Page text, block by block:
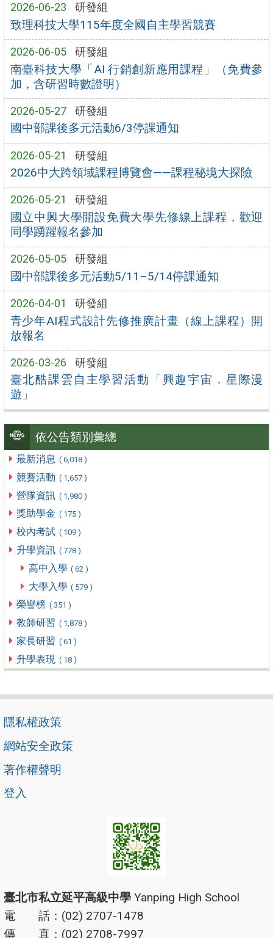
2026-06-23 研發組
致理科技大學115年度全國自主學習競賽
2026-06-05 研發組
南臺科技大學「AI 行銷創新應用課程」（免費參
加，含研習時數證明）
2026-05-27 研發組
國中部課後多元活動6/3停課通知
2026-05-21 研發組
2026中大跨領域課程博覽會——課程秘境大探險
2026-05-21 研發組
國立中興大學開設免費大學先修線上課程，歡迎
同學踴躍報名參加
2026-05-05 研發組
國中部課後多元活動5/11–5/14停課通知
2026-04-01 研發組
青少年AI程式設計先修推廣計畫（線上課程）開
放報名
2026-03-26 研發組
臺北酷課雲自主學習活動「興趣宇宙．星際漫
遊」
依公告類別彙總
最新消息 ( 6,018 )
競賽活動 ( 1,657 )
營隊資訊 ( 1,980 )
獎助學金 ( 175 )
校內考試 ( 109 )
升學資訊 ( 778 )
高中入學 ( 62 )
大學入學 ( 579 )
榮譽榜 ( 351 )
教師研習 ( 1,878 )
家長研習 ( 61 )
升學表現 ( 18 )
隱私權政策
網站安全政策
著作權聲明
登入
臺北市私立延平高級中學 Yanping High School
電 話：(02) 2707-1478
傳 真：(02) 2708-7997